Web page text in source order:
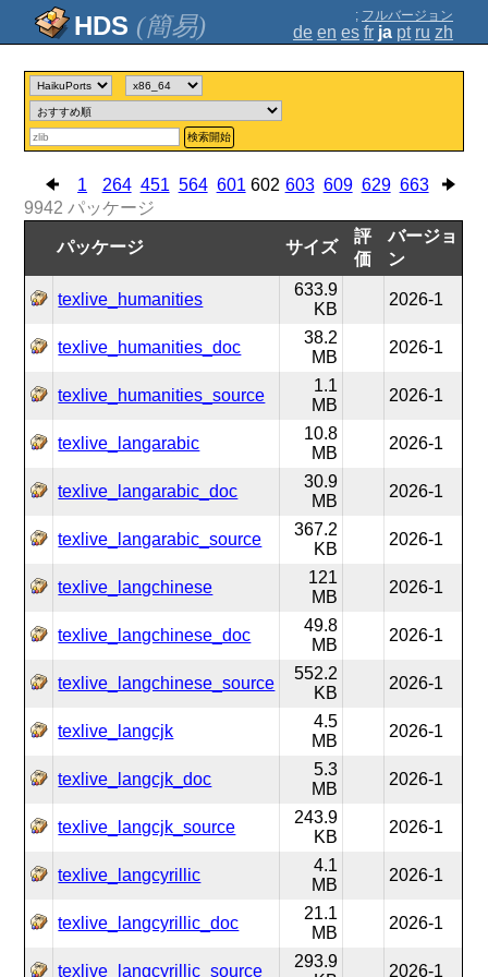
(簡易) ; フルバージョン
de en es fr ja pt ru zh
検索開始
1 264 451 564 601 602 603 609 629 663
9942 パッケージ
パッケージ サイズ
評
価
バージョ
ン
texlive_humanities
633.9
KB
2026-1
texlive_humanities_doc
38.2
MB
2026-1
texlive_humanities_source
1.1
MB
2026-1
texlive_langarabic
10.8
MB
2026-1
texlive_langarabic_doc
30.9
MB
2026-1
texlive_langarabic_source
367.2
KB
2026-1
texlive_langchinese
121
MB
2026-1
texlive_langchinese_doc
49.8
MB
2026-1
texlive_langchinese_source
552.2
KB
2026-1
texlive_langcjk
4.5
MB
2026-1
texlive_langcjk_doc
5.3
MB
2026-1
texlive_langcjk_source
243.9
KB
2026-1
texlive_langcyrillic
4.1
MB
2026-1
texlive_langcyrillic_doc
21.1
MB
2026-1
texlive_langcyrillic_source
293.9
2026-1